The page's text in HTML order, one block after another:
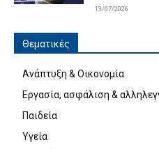
13/07/2026
Θεματικές
Ανάπτυξη & Οικονομία
Εργασία, ασφάλιση &
Παιδεία
Υγεία